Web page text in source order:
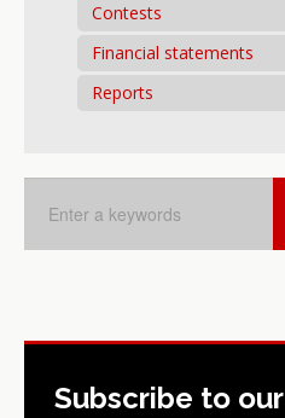
Contests
Financial statements
Reports
Subscribe to our